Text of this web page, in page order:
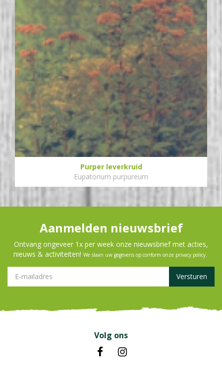
Purper leverkruid
Eupatorium purpureum
Aanmelden nieuwsbrief
Ontvang ongeveer 1x per week onze nieuwsbrief met acties,
nieuws & activiteiten! We slaan uw gegevens op conform onze privacy policy.
Volg ons